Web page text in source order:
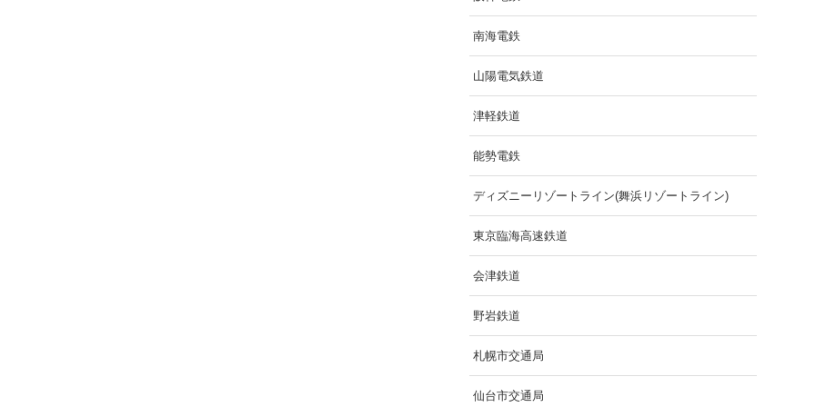
南海電鉄
山陽電気鉄道
津軽鉄道
能勢電鉄
ディズニーリゾートライン(舞浜リゾートライン)
東京臨海高速鉄道
会津鉄道
野岩鉄道
札幌市交通局
仙台市交通局